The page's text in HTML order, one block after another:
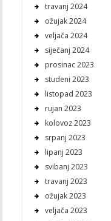
travanj 2024
ožujak 2024
veljača 2024
siječanj 2024
prosinac 2023
studeni 2023
listopad 2023
rujan 2023
kolovoz 2023
srpanj 2023
lipanj 2023
svibanj 2023
travanj 2023
ožujak 2023
veljača 2023